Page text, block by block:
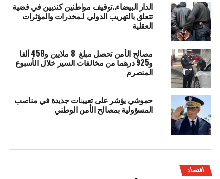
الدار البيضاء..توقيف مواطنين كنديين في قضية
تتعلق بالتهريب الدولي للمخدرات والمؤثرات
العقلية
مصالح الأمن تحصل مبلغ 8 ملايين و458 ألفا
و925 درهما من مخالفات السير خلال الأسبوع
المنصرم
حموشي يؤشر على تعيينات جديدة في مناصب
المسؤولية بمصالح الأمن الوطني
اقتصاد